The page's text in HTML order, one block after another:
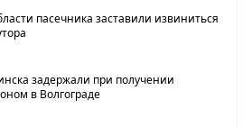
пасечника заставили извиниться
задержали при получении
в Волгограде